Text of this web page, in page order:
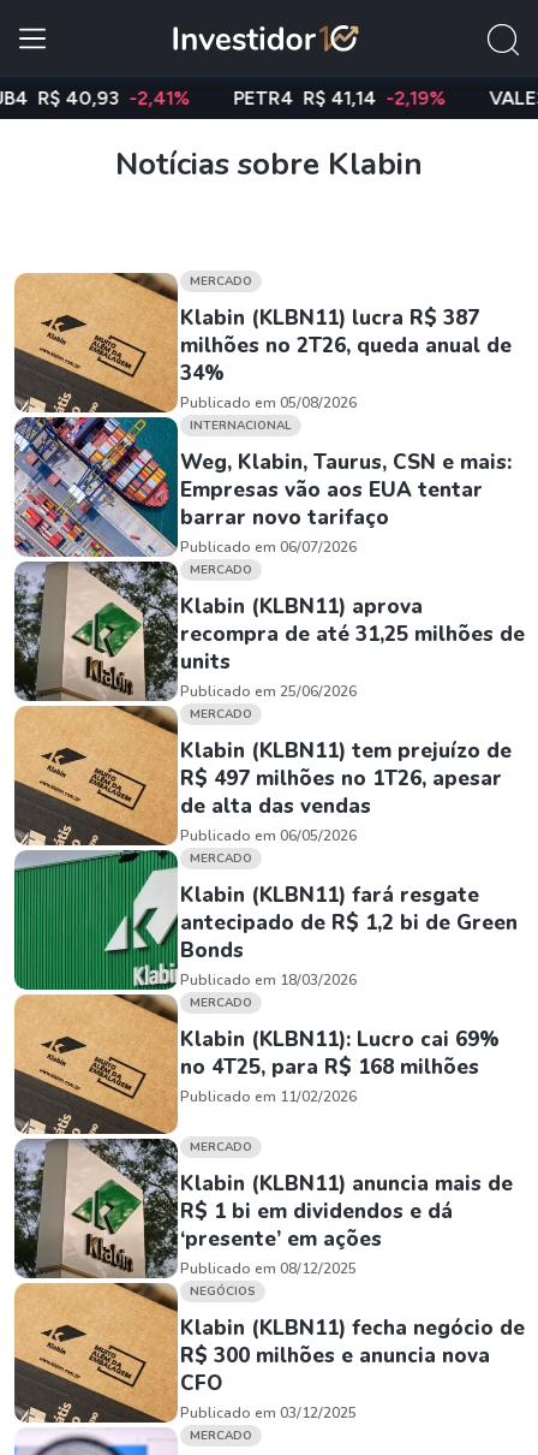
40,93 -2,41% PETR4 R$ 41,14 -2,19% VALE3
Notícias sobre Klabin
MERCADO
Klabin (KLBN11) lucra R$ 387
milhões no 2T26, queda anual de
34%
Publicado em 05/08/2026
INTERNACIONAL
Weg, Klabin, Taurus, CSN e mais:
Empresas vão aos EUA tentar
barrar novo tarifaço
Publicado em 06/07/2026
MERCADO
Klabin (KLBN11) aprova
recompra de até 31,25 milhões de
units
Publicado em 25/06/2026
MERCADO
Klabin (KLBN11) tem prejuízo de
R$ 497 milhões no 1T26, apesar
de alta das vendas
Publicado em 06/05/2026
MERCADO
Klabin (KLBN11) fará resgate
antecipado de R$ 1,2 bi de Green
Bonds
Publicado em 18/03/2026
MERCADO
Klabin (KLBN11): Lucro cai 69%
no 4T25, para R$ 168 milhões
Publicado em 11/02/2026
MERCADO
Klabin (KLBN11) anuncia mais de
R$ 1 bi em dividendos e dá
‘presente’ em ações
Publicado em 08/12/2025
NEGÓCIOS
Klabin (KLBN11) fecha negócio de
R$ 300 milhões e anuncia nova
CFO
Publicado em 03/12/2025
MERCADO